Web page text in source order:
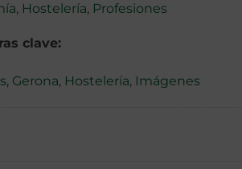
, Hostelería, Profesiones
clave:
, Gerona, Hostelería, Imágenes